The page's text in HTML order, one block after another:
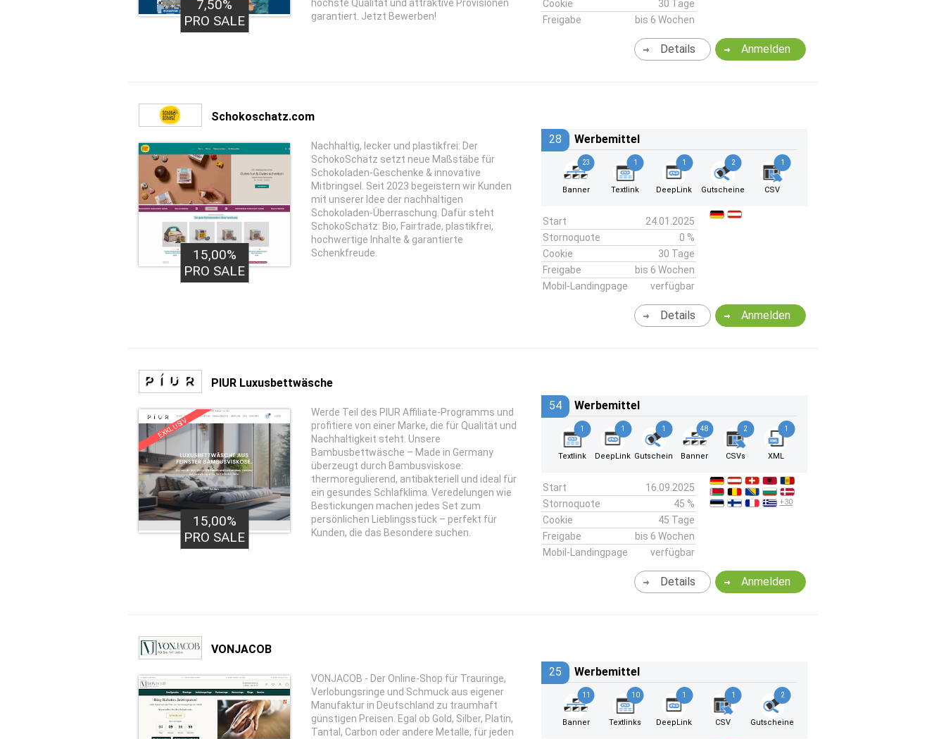
7,50%
PRO SALE
höchste Qualität und attraktive Provisionen
garantiert. Jetzt Bewerben!
Cookie
30 Tage
Freigabe
bis 6 Wochen
Anmelden
Details
Schokoschatz.com
15,00%
PRO SALE
Nachhaltig, lecker und plastikfrei: Der
SchokoSchatz setzt neue Maßstäbe für
Schokoladen-Geschenke & innovative
Mitbringsel. Seit 2023 begeistern wir Kunden
mit unserer Idee der nachhaltigen
Schokoladen-Überraschung. Dafür steht
SchokoSchatz: Bio, Fairtrade, plastikfrei,
hochwertige Inhalte & garantierte
Schenkfreude.
28 Werbemittel
23
Banner
1
Textlink
1
DeepLink
2
Gutscheine
1
CSV
Start
24.01.2025
Stornoquote
0 %
Cookie
30 Tage
Freigabe
bis 6 Wochen
Mobil-Landingpage
verfügbar
Anmelden
Details
PIUR Luxusbettwäsche
EXKLUSIV
15,00%
PRO SALE
Werde Teil des PIUR Affiliate-Programms und
profitiere von einer Marke, die für Qualität und
Nachhaltigkeit steht. Unsere
Bambusbettwäsche – Made in Germany
überzeugt durch Bambusviskose:
thermoregulierend, antibakteriell und ideal für
ein gesundes Schlafklima. Veredelungen wie
Bestickungen machen jedes Set zum
persönlichen Lieblingsstück – perfekt für
Kunden, die das Besondere suchen.
54 Werbemittel
1
Textlink
1
DeepLink
1
Gutschein
48
Banner
2
CSVs
1
XML
Start
16.09.2025
Stornoquote
45 %
Cookie
45 Tage
Freigabe
bis 6 Wochen
Mobil-Landingpage
verfügbar
+30
Anmelden
Details
VONJACOB
VONJACOB - Der Online-Shop für Trauringe,
Verlobungsringe und Schmuck aus eigener
Manufaktur in Deutschland zu traumhaft
günstigen Preisen. Egal ob Gold, Silber, Platin,
Tantal, Carbon oder andere Metalle, für jeden
25 Werbemittel
11
Banner
10
Textlinks
1
DeepLink
1
CSV
2
Gutscheine